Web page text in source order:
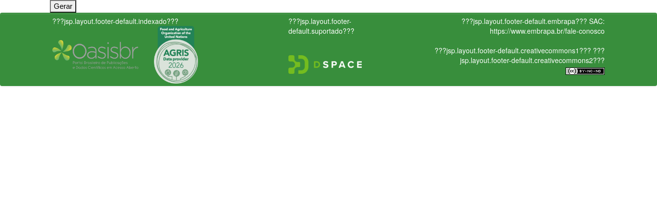
???jsp.layout.footer-default.indexado???
???jsp.layout.footer-
default.suportado???
???jsp.layout.footer-default.embrapa??? SAC:
https://www.embrapa.br/fale-conosco
???jsp.layout.footer-default.creativecommons1??? ???
jsp.layout.footer-default.creativecommons2???